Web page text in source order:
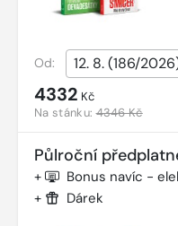
Od:
4332 Kč
Na stánku:4346 Kč
Půlroční
+ Bonus navíc -
+ Dárek